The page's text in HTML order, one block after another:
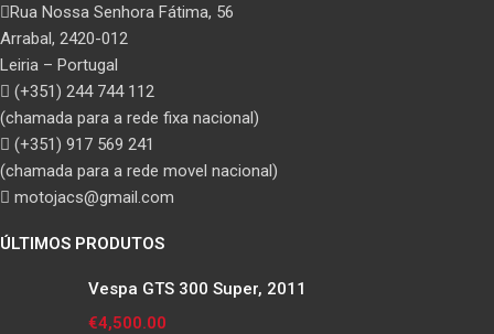
Rua Nossa Senhora Fátima, 56
Arrabal, 2420-012
Leiria – Portugal
(+351) 244 744 112
(chamada para a rede fixa nacional)
(+351) 917 569 241
(chamada para a rede movel nacional)
motojacs@gmail.com
ÚLTIMOS PRODUTOS
Vespa GTS 300 Super, 2011
€4,500.00